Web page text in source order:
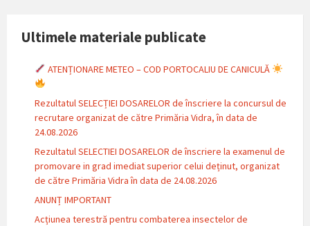
Ultimele materiale publicate
ATENȚIONARE METEO – COD PORTOCALIU DE CANICULĂ
Rezultatul SELECȚIEI DOSARELOR de înscriere la concursul de
recrutare organizat de către Primăria Vidra, în data de
24.08.2026
Rezultatul SELECTIEI DOSARELOR de înscriere la examenul de
promovare in grad imediat superior celui deținut, organizat
de către Primăria Vidra în data de 24.08.2026
ANUNȚ IMPORTANT
Acțiunea terestră pentru combaterea insectelor de